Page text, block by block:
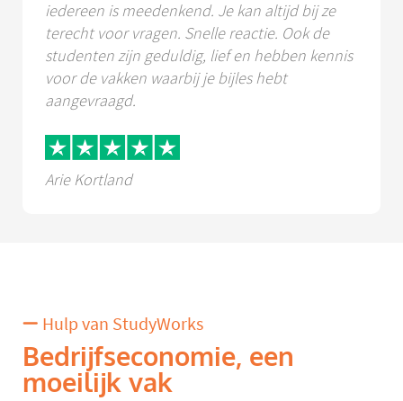
iedereen is meedenkend. Je kan altijd bij ze
terecht voor vragen. Snelle reactie. Ook de
studenten zijn geduldig, lief en hebben kennis
voor de vakken waarbij je bijles hebt
aangevraagd.
Arie Kortland
Hulp van StudyWorks
Bedrijfseconomie, een
moeilijk vak